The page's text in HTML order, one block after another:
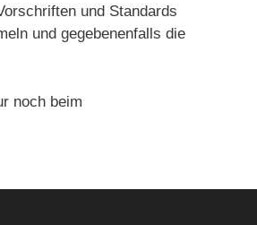
und Standards
und gegebenenfalls die
noch beim